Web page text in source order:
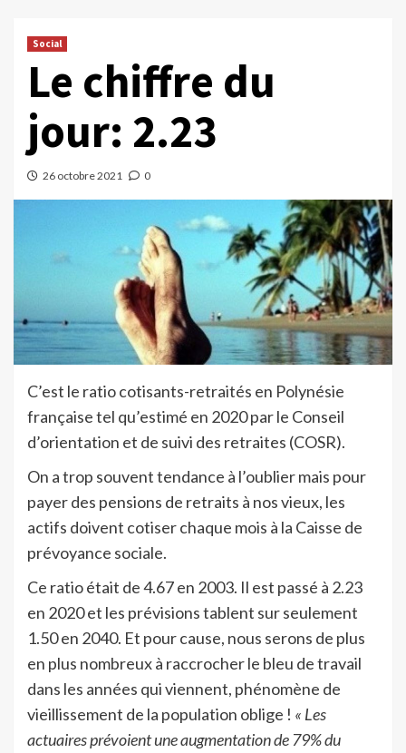
Social
Le chiffre du
jour: 2.23
26 octobre 2021 0
C’est le ratio cotisants-retraités en Polynésie
française tel qu’estimé en 2020 par le Conseil
d’orientation et de suivi des retraites (COSR).
On a trop souvent tendance à l’oublier mais pour
payer des pensions de retraits à nos vieux, les
actifs doivent cotiser chaque mois à la Caisse de
prévoyance sociale.
Ce ratio était de 4.67 en 2003. Il est passé à 2.23
en 2020 et les prévisions tablent sur seulement
1.50 en 2040. Et pour cause, nous serons de plus
en plus nombreux à raccrocher le bleu de travail
dans les années qui viennent, phénomène de
vieillissement de la population oblige ! « Les
actuaires prévoient une augmentation de 79% du